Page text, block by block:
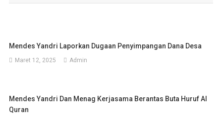
Mendes Yandri Laporkan Dugaan Penyimpangan Dana Desa
Maret 12, 2025 Admin
Mendes Yandri Dan Menag Kerjasama Berantas Buta Huruf Al
Quran